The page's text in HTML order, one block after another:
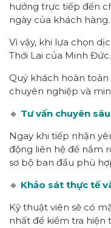
hưởng trực tiếp đến
ngày của khách hàng.
Vì vậy, khi lựa chọn
Thới Lai của Minh Đức.
Quý khách hoàn
chuyên nghiệp và
🔹 Tư vấn chuyên
Ngay khi tiếp nhận
động liên hệ để nắm
sơ bộ ban đầu phù
🔹 Khảo sát thực tế
Kỹ thuật viên sẽ có
nhất để kiểm tra hiện